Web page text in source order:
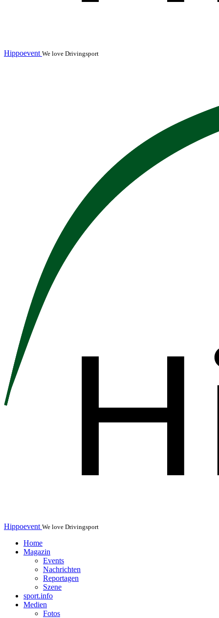
Hippoevent We love Drivingsport
Hippoevent We love Drivingsport
Home
Magazin
Events
Nachrichten
Reportagen
Szene
sport.info
Medien
Fotos